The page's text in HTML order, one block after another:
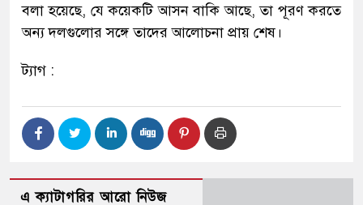
বলা হয়েছে, যে কয়েকটি আসন বাকি আছে, তা পূরণ করতে
অন্য দলগুলোর সঙ্গে তাদের আলোচনা প্রায় শেষ।
ট্যাগ :
এ ক্যাটাগরির আরো নিউজ